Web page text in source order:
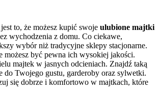
to, że możesz kupić swoje ulubione majtki
wychodzenia z domu. Co ciekawe,
wybór niż tradycyjne sklepy stacjonarne.
możesz być pewna ich wysokiej jakości.
majtek w jasnych odcieniach. Znajdź taką
do Twojego gustu, garderoby oraz sylwetki.
się dobrze i komfortowo w majtkach, które